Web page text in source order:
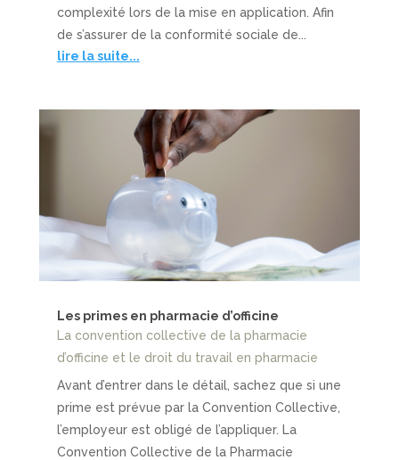
complexité lors de la mise en application. Afin
de s’assurer de la conformité sociale de...
lire la suite...
Les primes en pharmacie d’officine
La convention collective de la pharmacie
d’officine et le droit du travail en pharmacie
Avant d’entrer dans le détail, sachez que si une
prime est prévue par la Convention Collective,
l’employeur est obligé de l’appliquer. La
Convention Collective de la Pharmacie